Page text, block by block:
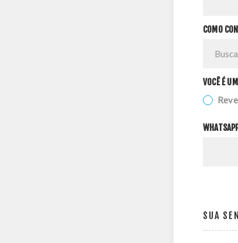
COMO
VOCÊ É
SUA